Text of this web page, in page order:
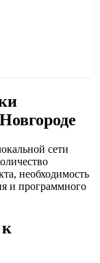
сети
необходимость
и программного